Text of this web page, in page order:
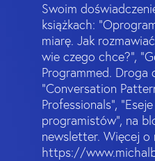
Swoim
książkach:
miarę. Jak
wie czego chce?”,
Programmed. Droga
“Conversation
Professionals”,
programistów”, na
newsletter. Więcej o
https://